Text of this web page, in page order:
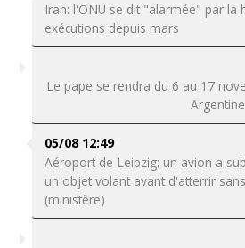
Iran: l'ONU se dit "alarmée" par la
exécutions depuis mars
Le pape se rendra du 6 au 17
05/08 12:49
Aéroport de Leipzig: un avion a
un objet volant avant d'atterrir
(ministère)